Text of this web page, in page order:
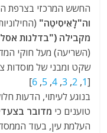
s
A
p
p
g
ra
m
l
החשש המרכזי בצרפת
וה"לָאִיסִיטֶה"
מקבילה ("בדלנות
(השריעה) מעל חוקי
שקט ומבני של מוסדות
[
1
,
2
,
3
,
4
,
5
,
6
]
בנוגע לעיתוי, הדעות
טוענים כי מדובר
העלמת עין, בעוד